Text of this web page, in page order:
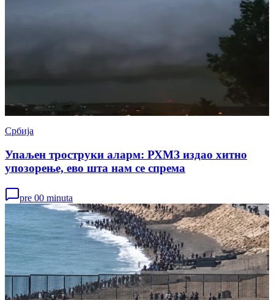
Србија
Упаљен троструки аларм: РХМЗ издао хитно
упозорење, ево шта нам се спрема
pre 00 minuta